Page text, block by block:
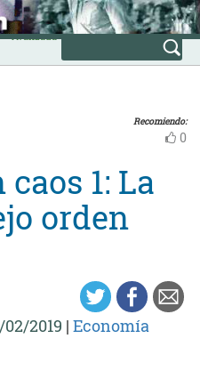
Avanzada
Recomiendo:
0
1: La
orden
2019 | Economía